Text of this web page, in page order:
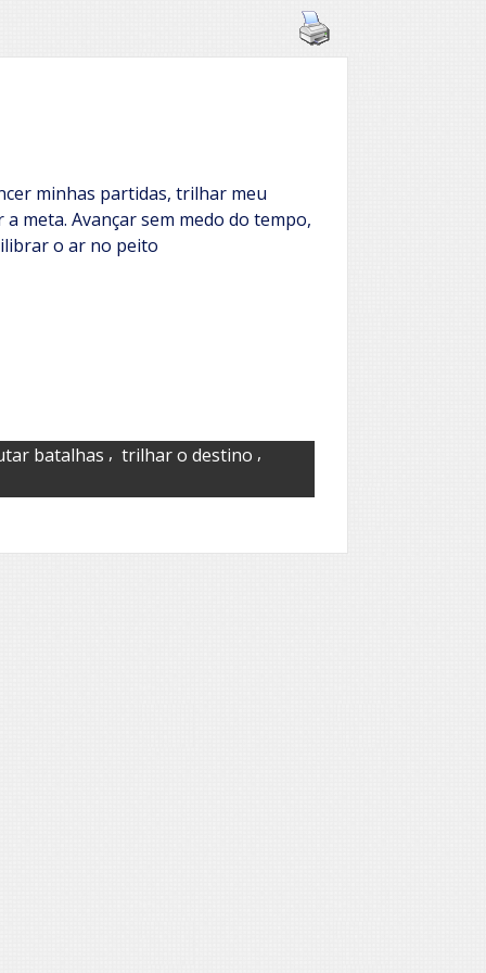
minhas partidas, trilhar meu
meta. Avançar sem medo do tempo,
o ar no peito
batalhas , trilhar o destino ,